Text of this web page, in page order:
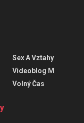
Sex A Vztahy
Videoblog M
Volný Čas